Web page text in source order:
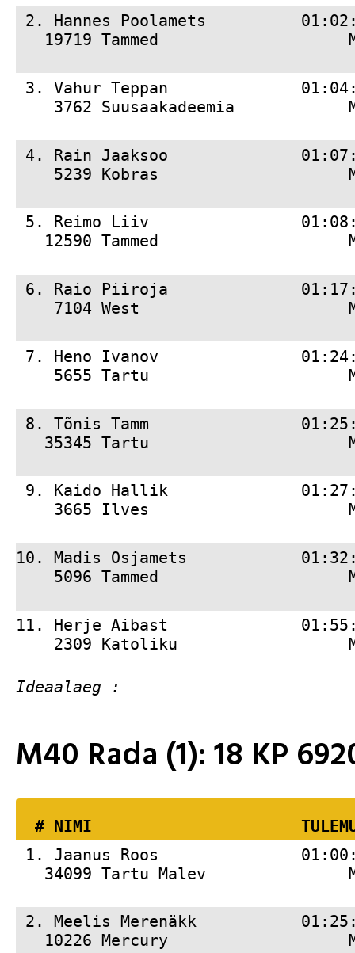
2. Hannes Poolamets
19719 Tammed
3. Vahur Teppan
3762 Suusaakadeemia
4. Rain Jaaksoo
5239 Kobras
5. Reimo Liiv
12590 Tammed
6. Raio Piiroja
7104 West
7. Heno Ivanov
5655 Tartu
8. Tõnis Tamm
35345 Tartu
9.
Kaido Hallik
3665 Ilves
10. Madis Osjamets
5096 Tammed
11. Herje Aibast              01:55:02
2309 Katoliku
M40 Rada (1): 18 KP
  #
NIMI
1. Jaanus Roos
34099 Tartu Malev
2. Meelis Merenäkk
10226 Mercury